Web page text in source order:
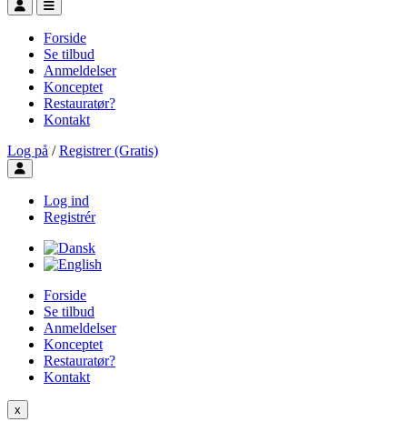
Forside
Se tilbud
Anmeldelser
Konceptet
Restauratør?
Kontakt
Log på / Registrer (Gratis)
Toggle user menu
Log ind
Registrér
Forside
Se tilbud
Anmeldelser
Konceptet
Restauratør?
Kontakt
x